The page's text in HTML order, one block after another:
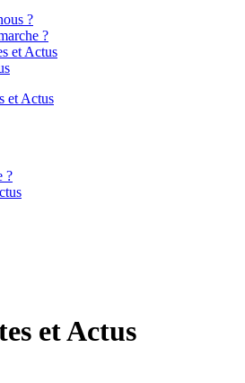
?
?
et Actus
et Actus
?
et Actus